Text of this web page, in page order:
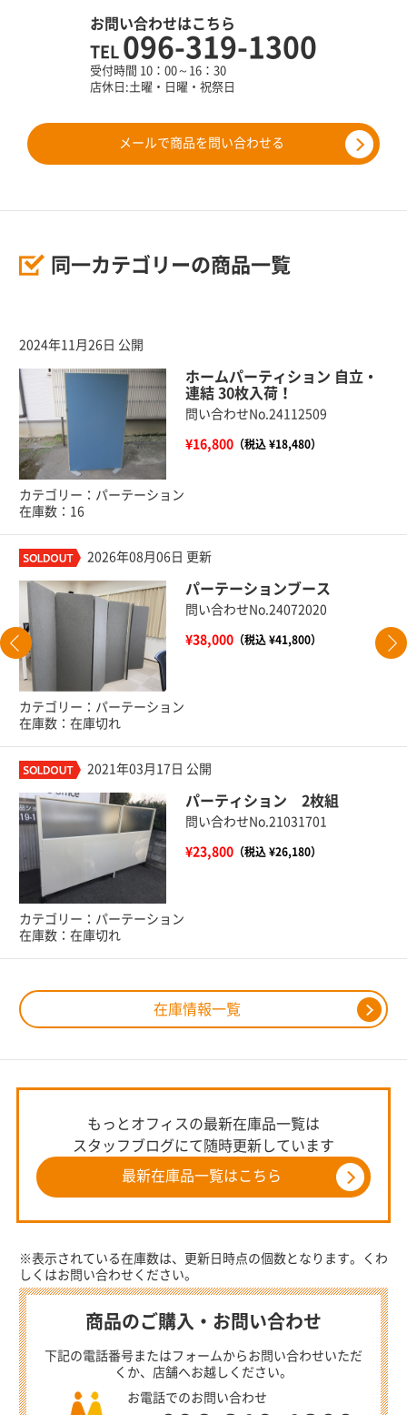
お問い合わせはこちら
TEL 096-319-1300
受付時間 10：00～16：30
店休日:土曜・日曜・祝祭日
メールで商品を問い合わせる
同一カテゴリーの商品一覧
在庫情報一覧
2024年11月26日 公開
ホームパーティション 自立・
連結 30枚入荷！
問い合わせNo.24112509
¥16,800（税込 ¥18,480）
カテゴリー：パーテーション
在庫数：16
2026年08月06日 更新
パーテーションブース
問い合わせNo.24072020
¥38,000（税込 ¥41,800）
カテゴリー：パーテーション
在庫数：在庫切れ
2021年03月17日 公開
パーティション 2枚組
問い合わせNo.21031701
¥23,800（税込 ¥26,180）
カテゴリー：パーテーション
在庫数：在庫切れ
もっとオフィスの最新在庫品一覧は
スタッフブログにて随時更新しています
最新在庫品一覧はこちら
※表示されている在庫数は、更新日時点の個数となります。くわ
しくはお問い合わせください。
商品のご購入・お問い合わせ
下記の電話番号またはフォームからお問い合わせいただ
くか、店舗へお越しください。
お電話でのお問い合わせ